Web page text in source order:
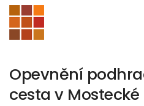
Opevnění
cesta v